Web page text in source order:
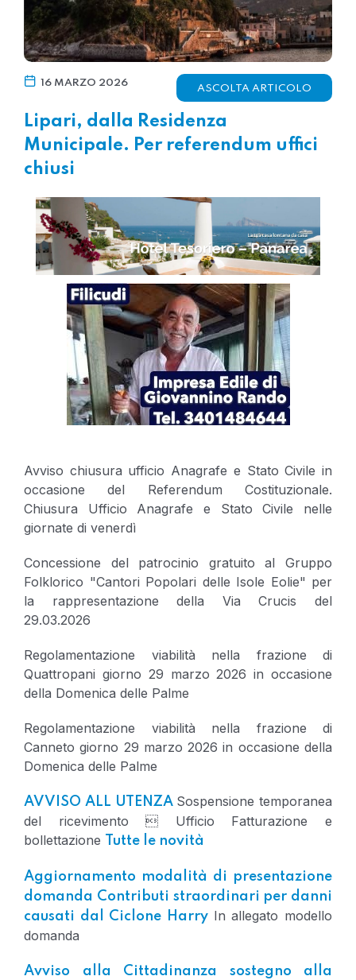
16 MARZO 2026
ASCOLTA ARTICOLO
Lipari, dalla Residenza
Municipale. Per referendum uffici
chiusi
Avviso chiusura ufficio Anagrafe e Stato Civile in
occasione del Referendum Costituzionale.
Chiusura Ufficio Anagrafe e Stato Civile nelle
giornate di venerdì
Concessione del patrocinio gratuito al Gruppo
Folklorico "Cantori Popolari delle Isole Eolie" per
la rappresentazione della Via Crucis del
29.03.2026
Regolamentazione viabilità nella frazione di
Quattropani giorno 29 marzo 2026 in occasione
della Domenica delle Palme
Regolamentazione viabilità nella frazione di
Canneto giorno 29 marzo 2026 in occasione della
Domenica delle Palme
AVVISO ALL UTENZA Sospensione temporanea
del ricevimento  Ufficio Fatturazione e
bollettazione
Tutte le novità
Aggiornamento modalità di presentazione
domanda Contributi straordinari per danni
causati dal Ciclone Harry In allegato modello
domanda
Avviso alla Cittadinanza sostegno alla